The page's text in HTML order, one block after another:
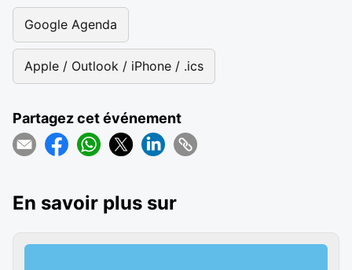
Google Agenda
Apple / Outlook / iPhone / .ics
Partagez cet événement
En savoir plus sur